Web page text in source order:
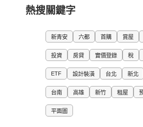
熱搜關鍵字
新青安 六都 首購 賞屋
投資 房貸 實價登錄 稅
ETF 設計裝潢 台北 新北
台南 高雄 新竹 租屋
平面圖